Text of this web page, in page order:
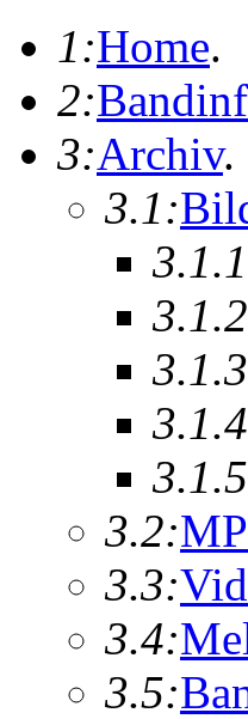
1:Home.
2:
3:Archiv.
3.1:
3.2:
3.3:
3.4:
3.5: